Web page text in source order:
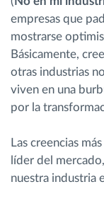
Gestión de
Planificación
Identificación
Descubrir
empresas que
mostrarse
Básicamente,
otras industrias
viven en una
por la
Las creencias
líder del
nuestra industria